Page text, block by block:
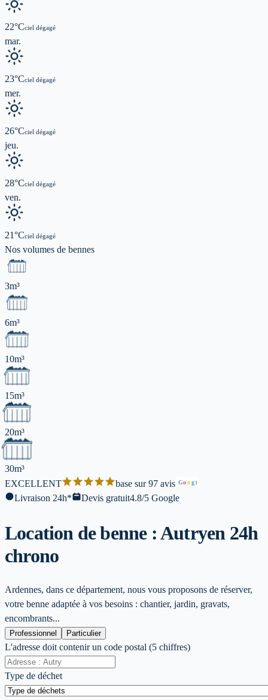
22°Cciel dégagé
mar.
23°Cciel dégagé
mer.
26°Cciel dégagé
jeu.
28°Cciel dégagé
ven.
21°Cciel dégagé
Nos volumes de bennes
3m³
6m³
10m³
15m³
20m³
30m³
EXCELLENT
base sur 97 avis Goog l
Livraison 24h* Devis gratuit4.8/5 Google
Location de benne : Autryen 24h
chrono
Ardennes, dans ce département, nous vous proposons de réserver,
votre benne adaptée à vos besoins : chantier, jardin, gravats,
encombrants...
Professionnel Particulier
L'adresse doit contenir un code postal (5 chiffres)
Type de déchet